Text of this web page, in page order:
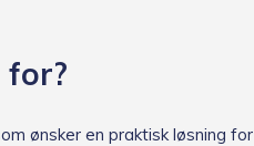
for?
ønsker en praktisk løsning for